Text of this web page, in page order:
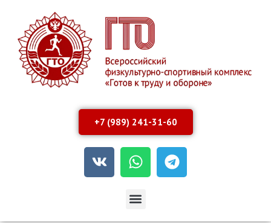
+7 (989) 241-31-60